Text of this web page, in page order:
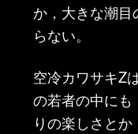
か，大きな潮
らない。
空冷カワサキZ
の若者の中に
りの楽しさと